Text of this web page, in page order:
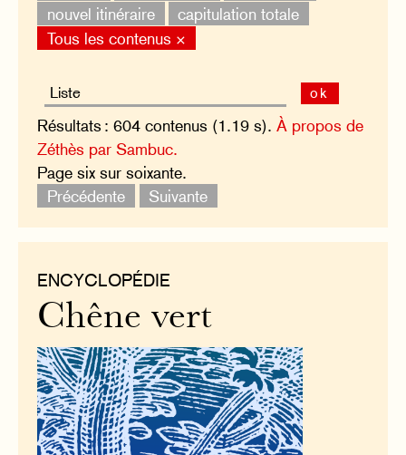
nouvel itinéraire
capitulation totale
Tous les contenus ×
ok
Résultats : 604 contenus (1.19 s).À propos de
Zéthès par Sambuc.
Page six sur soixante.
Précédente
Suivante
ENCYCLOPÉDIE
Chêne vert